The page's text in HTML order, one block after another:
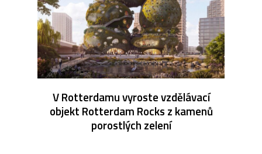
V Rotterdamu vyroste vzdělávací
objekt Rotterdam Rocks z kamenů
porostlých zelení